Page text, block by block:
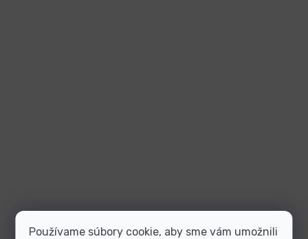
Používame súbory cookie, aby sme vám umožnili